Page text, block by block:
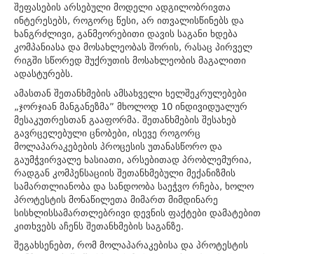
შეფასების არსებული მოდელი ადგილობრივთა
ინტერესებს, როგორც წესი, არ ითვალისწინებს და
ხანგრძლივი, განმეორებითი დავის საგანი ხდება
კომპანიასა და მოსახლეობას შორის, რასაც პირველ
რიგში სწორედ შუქრუთის მოსახლეობის მაგალითი
ადასტურებს.
ამასთან შეთანხმების ამსახველი ხელშეკრულებები
„ჯორჯიანმანგანეზმა” მხოლოდ 10 ინდივიდუალურ
მესაკუთრესთან გააფორმა. შეთანხმების შესახებ
გავრცელებული ცნობები, ისევე როგორც
მოლაპარაკებების პროცესის უთანასწორო და
გაუმჭვირვალე ხასიათი, არსებითად პრობლემურია,
რადგან კომპენსაციის შეთანხმებული მექანიზმის
სამართლიანობა და სანდოობა საეჭვო რჩება, ხოლო
პროტესტის მონაწილეთა მიმართ მიმდინარე
სისხლისსამართლებრივი დევნის ფაქტები დამატებით
კითხვებს აჩენს შეთანხმების საგანზე.
შეგახსენებთ, რომ მოლაპარაკებისა და პროტესტის